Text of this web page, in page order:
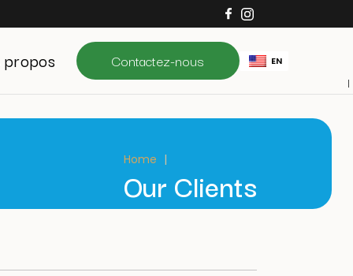
propos Contactez-nous EN
Home
Our Clients